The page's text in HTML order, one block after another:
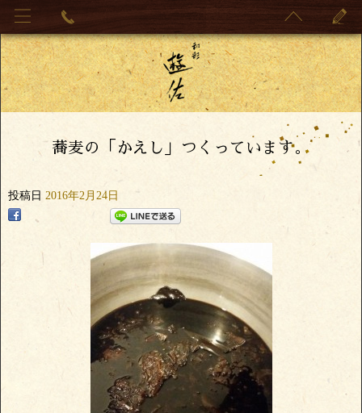
蕎麦の「かえし」つくっています。
投稿日 2016年2月24日